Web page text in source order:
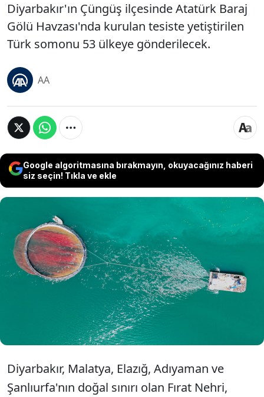
Diyarbakır'ın Çüngüş ilçesinde Atatürk Baraj
Gölü Havzası'nda kurulan tesiste yetiştirilen
Türk somonu 53 ülkeye gönderilecek.
AA
Google algoritmasına bırakmayın, okuyacağınız haberi
siz seçin! Tıkla ve ekle
Diyarbakır'ın Çüngüş ilçesinde Atatürk
Baraj Gölü Havzası'nda kurulan tesiste
yetiştirilen Türk somonu 53 ülkeye
gönderilecek.
Diyarbakır, Malatya, Elazığ, Adıyaman ve
Şanlıurfa'nın doğal sınırı olan Fırat Nehri,